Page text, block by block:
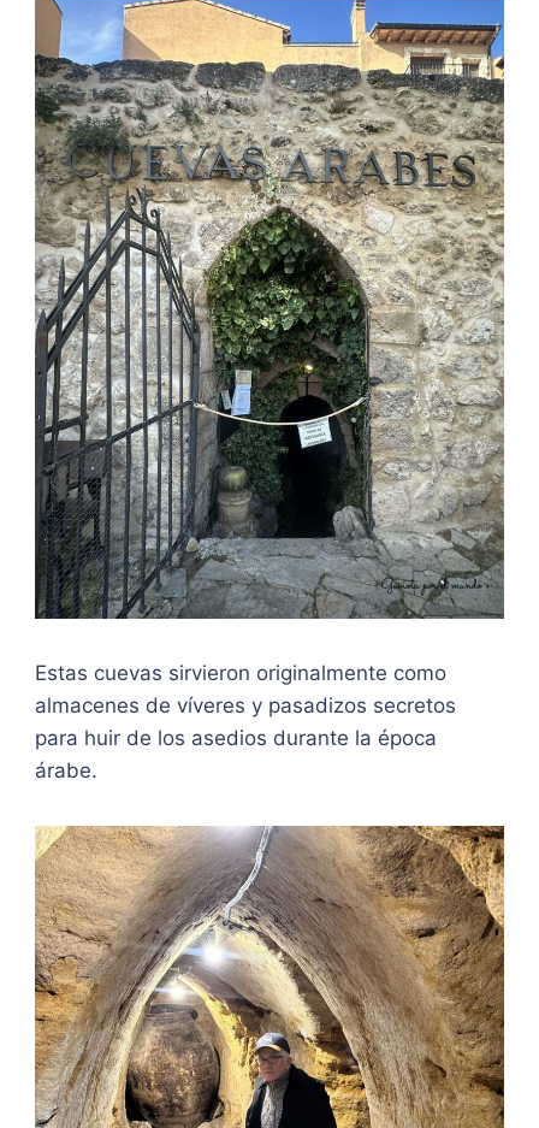
Estas cuevas sirvieron originalmente como
almacenes de víveres y pasadizos secretos
para huir de los asedios durante la época
árabe.